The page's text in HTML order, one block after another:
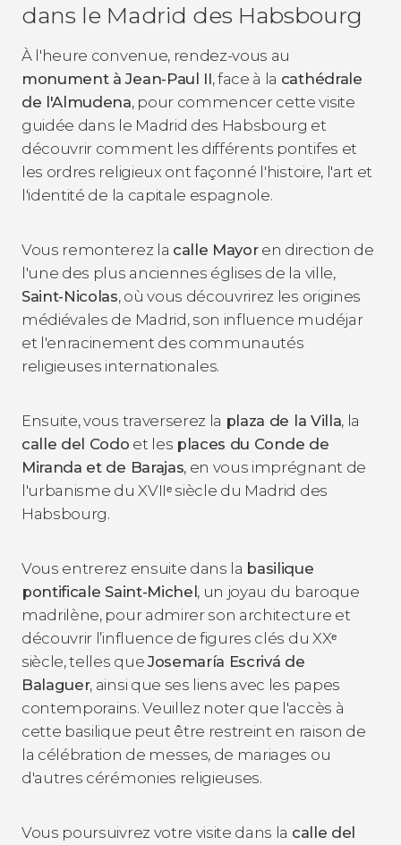
dans le Madrid des Habsbourg
À l'heure convenue, rendez-vous au
monument à Jean-Paul II, face à la cathédrale
de l'Almudena, pour commencer cette visite
guidée dans le Madrid des Habsbourg et
découvrir comment les différents pontifes et
les ordres religieux ont façonné l'histoire, l'art et
l'identité de la capitale espagnole.
Vous remonterez la calle Mayoren direction de
l'une des plus anciennes églises de la ville,
Saint-Nicolas, où vous découvrirez les origines
médiévales de Madrid, son influence mudéjar
et l'enracinement des communautés
religieuses internationales.
Ensuite, vous traverserez la plaza de la Villa, la
calle del Codo et les places du Conde de
Miranda et de Barajas, en vous imprégnant de
l'urbanisme du XVIIᵉ siècle du Madrid des
Habsbourg.
Vous entrerez ensuite dans la basilique
pontificale Saint-Michel, un joyau du baroque
madrilène, pour admirer son architecture et
découvrir l’influence de figures clés du XXᵉ
siècle, telles queJosemaría Escrivá de
Balaguer, ainsi que ses liens avec les papes
contemporains. Veuillez noter que l'accès à
cette basilique peut être restreint en raison de
la célébration de messes, de mariages ou
d'autres cérémonies religieuses.
Vous poursuivrez votre visite dans la calle del